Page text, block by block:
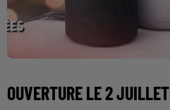
OUVERTURE LE 2 JUILLET